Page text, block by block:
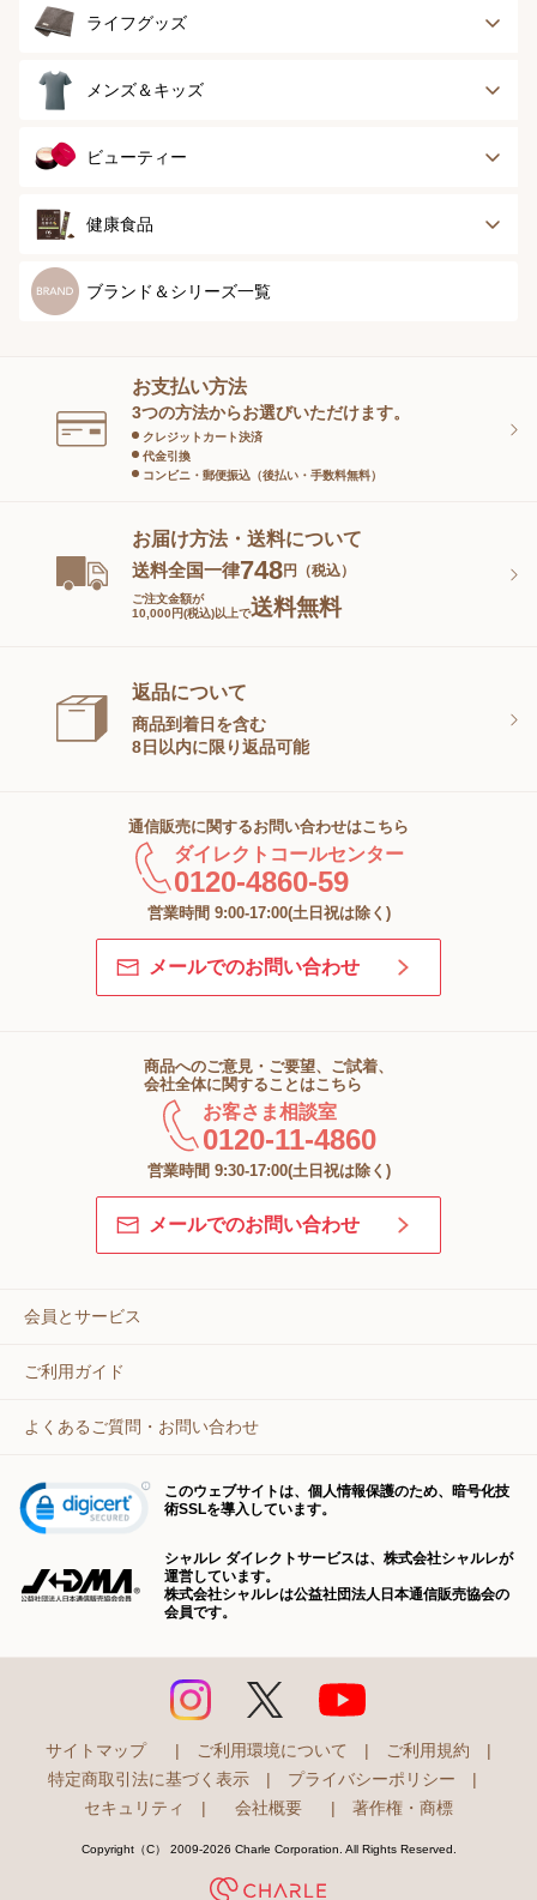
ボディースーツ
ランジェリー
イツ
健康サポート
スポーツ
ライフグッズ
アウター
グッズ
メンズ＆キッズ
メンズトップ
メンズソックス
ビューティー
スキンケア
スペシャルケア
スキンケアグッズ
健康食品
健康食品
ブランド＆シリーズ一覧
お支払い方法
3つの方法からお選びいただけます。
クレジットカート決済
代金引換
コンビニ・郵便振込（後払い・手数料無料）
お届け方法・送料について
送料全国一律748円（税込）
ご注文金額が
10,000円(税込)以上で送料無料
返品について
商品到着日を含む
8日以内に限り返品可能
通信販売に関するお問い合わせはこちら
ダイレクトコールセンター
0120-4860-59
営業時間 9:00-17:00(土日祝は除く)
メールでのお問い合わせ
商品へのご意見・ご要望、ご試着、
会社全体に関することはこちら
お客さま相談室
0120-11-4860
営業時間 9:30-17:00(土日祝は除く)
メールでのお問い合わせ
会員とサービス
ご利用ガイド
よくあるご質問・お問い合わせ
このウェブサイトは、個人情報保護のため、暗号化技
術SSLを導入しています。
シャルレ ダイレクトサービスは、株式会社シャルレが
運営しています。
株式会社シャルレは公益社団法人日本通信販売協会の
会員です。
サイトマップ | ご利用環境について | ご利用規約
|
特定商取引法に基づく表示
| プライバシーポリシー
|
セキュリティ
| 会社概要 | 著作権・商標
Copyright（C） 2009-2026 Charle Corporation. All Rights Reserved.